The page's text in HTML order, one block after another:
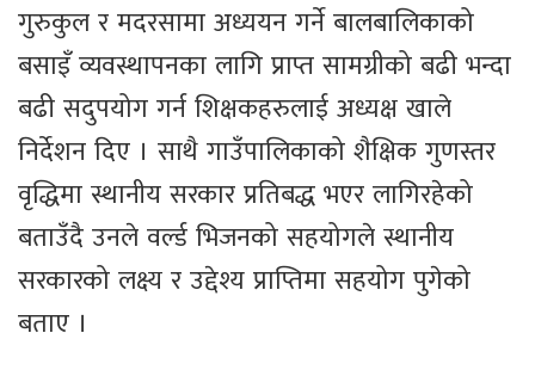
गुरुकुल र मदरसामा अध्ययन गर्ने बालबालिकाको
बसाइँ व्यवस्थापनका लागि प्राप्त सामग्रीको बढी भन्दा
बढी सदुपयोग गर्न शिक्षकहरुलाई अध्यक्ष खाले
निर्देशन दिए । साथै गाउँपालिकाको शैक्षिक गुणस्तर
वृद्धिमा स्थानीय सरकार प्रतिबद्ध भएर लागिरहेको
बताउँदै उनले वर्ल्ड भिजनको सहयोगले स्थानीय
सरकारको लक्ष्य र उद्देश्य प्राप्तिमा सहयोग पुगेको
बताए ।